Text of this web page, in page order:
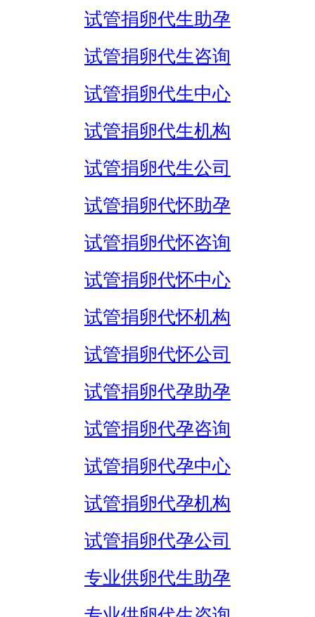
试管捐卵代生助孕
试管捐卵代生咨询
试管捐卵代生中心
试管捐卵代生机构
试管捐卵代生公司
试管捐卵代怀助孕
试管捐卵代怀咨询
试管捐卵代怀中心
试管捐卵代怀机构
试管捐卵代怀公司
试管捐卵代孕助孕
试管捐卵代孕咨询
试管捐卵代孕中心
试管捐卵代孕机构
试管捐卵代孕公司
专业供卵代生助孕